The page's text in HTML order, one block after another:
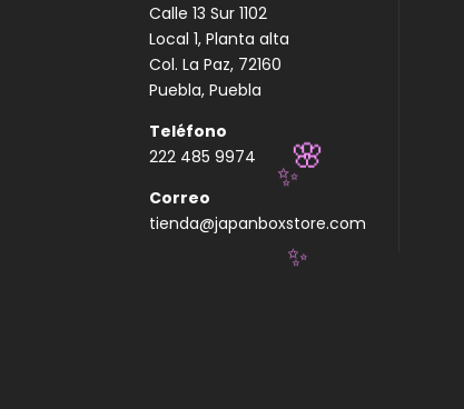
Calle 13 Sur 1102
Local 1, Planta alta
Col. La Paz, 72160
Puebla, Puebla
Teléfono
222 485 9974
Correo
tienda@japanboxstore.com
✨
🌸